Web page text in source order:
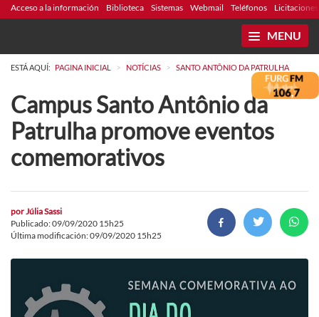
Acceso a la información Biblioteca Sistemas Webmail Teléfonos Licitaciones
MENU
ESTÁ AQUÍ: PAGINA INICIAL > NOTÍCIAS > SANTO ANTÔNIO DA PATRULHA
Campus Santo Antônio da
Patrulha promove eventos
comemorativos
porJúlia Sassi
Publicado: 09/09/2020 15h25
Última modificación: 09/09/2020 15h25